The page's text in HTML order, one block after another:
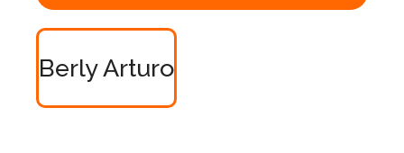
Berly Arturo